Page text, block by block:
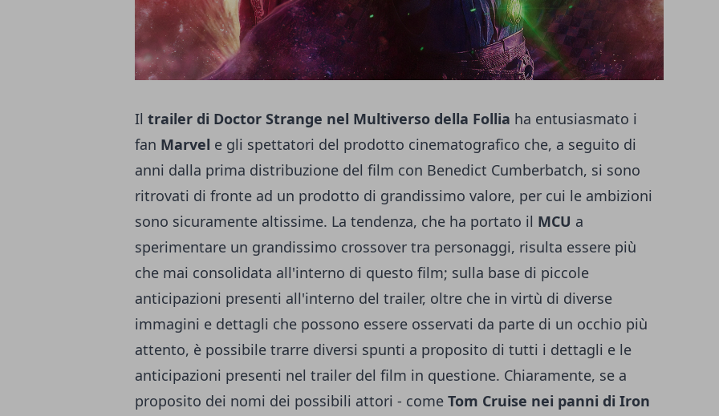
Il trailer di Doctor Strange nel Multiverso della Follia ha entusiasmato i
fan Marvel e gli spettatori del prodotto cinematografico che, a seguito di
anni dalla prima distribuzione del film con Benedict Cumberbatch, si sono
ritrovati di fronte ad un prodotto di grandissimo valore, per cui le ambizioni
sono sicuramente altissime. La tendenza, che ha portato il MCU a
sperimentare un grandissimo crossover tra personaggi, risulta essere più
che mai consolidata all'interno di questo film; sulla base di piccole
anticipazioni presenti all'interno del trailer, oltre che in virtù di diverse
immagini e dettagli che possono essere osservati da parte di un occhio più
attento, è possibile trarre diversi spunti a proposito di tutti i dettagli e le
anticipazioni presenti nel trailer del film in questione. Chiaramente, se a
proposito dei nomi dei possibili attori - come Tom Cruise nei panni di Iron